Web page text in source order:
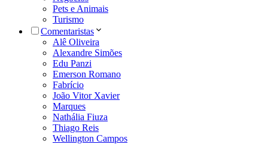
Pets e Animais
Turismo
Comentaristas
Alê Oliveira
Alexandre Simões
Edu Panzi
Emerson Romano
Fabrício
João Vitor Xavier
Marques
Nathália Fiuza
Thiago Reis
Wellington Campos